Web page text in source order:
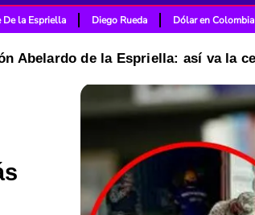
De la Espriella Diego Rueda Dólar en Colombia
Abelardo de la Espriella: así va la